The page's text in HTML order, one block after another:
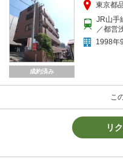
成約済み
こ
東京都
JR山手
／都営
1998年
リ